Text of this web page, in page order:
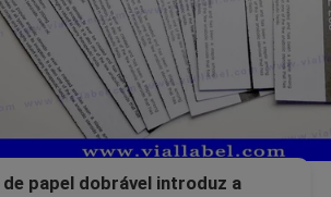
papel dobrável introduz a